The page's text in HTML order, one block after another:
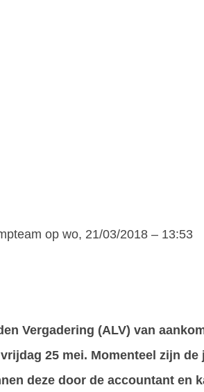
op wo, 21/03/2018 – 13:53
Vergadering (ALV) van
25 mei. Momenteel zijn
deze door de accountant en